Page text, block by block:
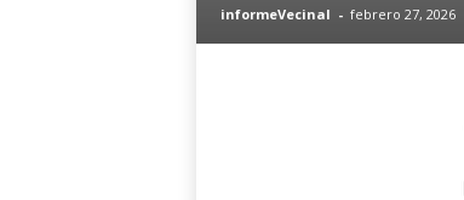
informeVecinal - febrero 27, 2026